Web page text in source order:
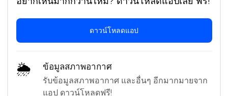
ดาวน์โหลดแอป
🌦 ข้อมูลสภาพอากาศ
รับข้อมูลสภาพอากาศ และอื่นๆ อีกมากมายจาก
แอป ดาวน์โหลดฟรี!